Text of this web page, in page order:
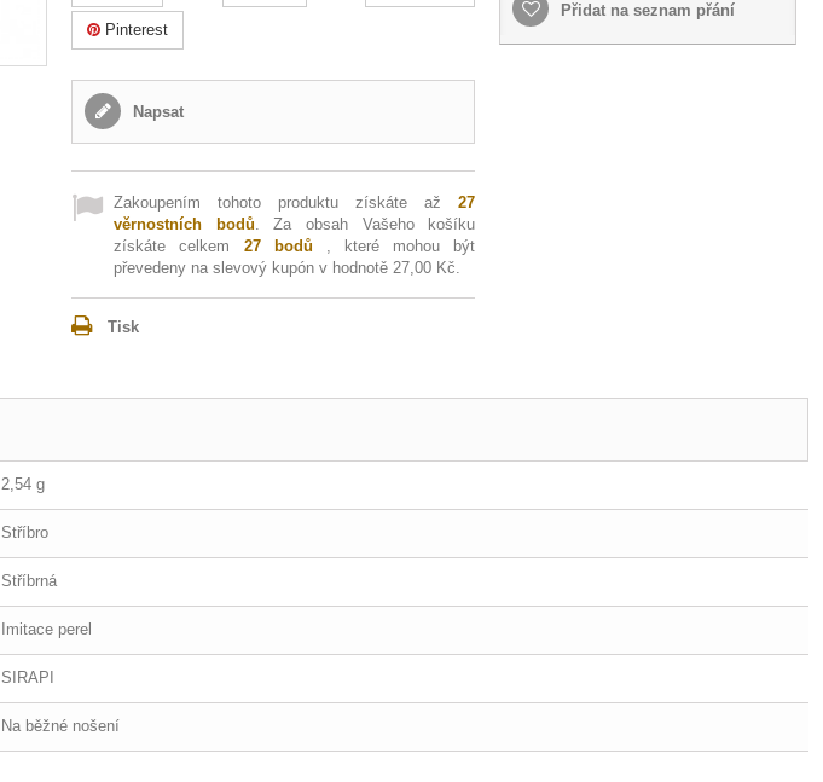
Pinterest
Napsat
Zakoupením tohoto produktu získáte až27
věrnostních bodů. Za obsah Vašeho košíku
získáte celkem 27bodů , které mohou být
převedeny na slevový kupón v hodnotě27,00 Kč.
Tisk
Přidat na seznam přání
2,54 g
Stříbro
Stříbrná
Imitace perel
SIRAPI
Na běžné nošení